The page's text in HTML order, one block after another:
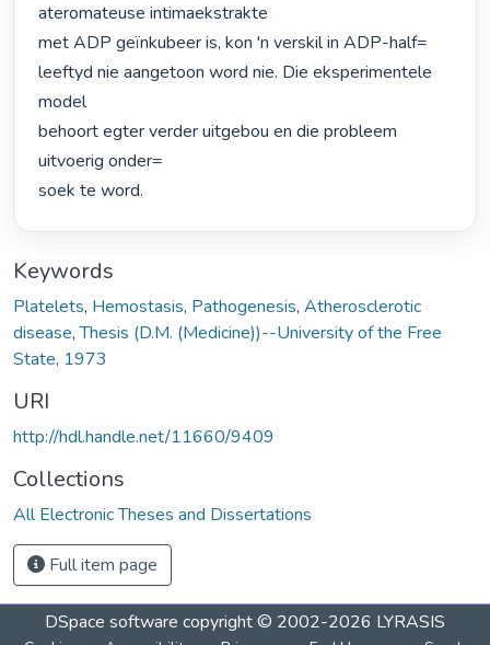
ateromateuse intimaekstrakte
met ADP geïnkubeer is, kon 'n verskil in ADP-half=
leeftyd nie aangetoon word nie. Die eksperimentele
model
behoort egter verder uitgebou en die probleem
uitvoerig onder=
soek te word.
Keywords
Platelets, Hemostasis, Pathogenesis, Atherosclerotic
disease,Thesis (D.M. (Medicine))--University of the Free
State, 1973
URI
http://hdl.handle.net/11660/9409
Collections
All Electronic Theses and Dissertations
Full item page
DSpace software copyright © 2002-2026 LYRASIS